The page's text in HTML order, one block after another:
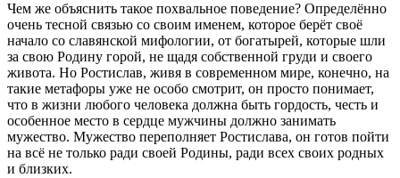
Чем же объяснить такое похвальное поведение? Определённо
очень тесной связью со своим именем, которое берёт своё
начало со славянской мифологии, от богатырей, которые шли
за свою Родину горой, не щадя собственной груди и своего
живота. Но Ростислав, живя в современном мире, конечно, на
такие метафоры уже не особо смотрит, он просто понимает,
что в жизни любого человека должна быть гордость, честь и
особенное место в сердце мужчины должно занимать
мужество. Мужество переполняет Ростислава, он готов пойти
на всё не только ради своей Родины, ради всех своих родных
и близких.